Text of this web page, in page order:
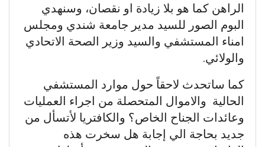
الراهن كما هو بلا زيادة او نقصان، وسنهدي
البوم الصور للسيد مدير جامعة شندي ومجلس
امناء المستشفي والسيد وزير الصحة الاتحادي
والولائي.
كما ساتحدث لاحقاً حول موارد المستشفي
الحالية والاموال المتحصلة من اجراء العمليات
وعائدات الجناح الخاص؟ والكافتريا لأتسأل من
جديد بحاجة الي إجابة هل سخرت هذه